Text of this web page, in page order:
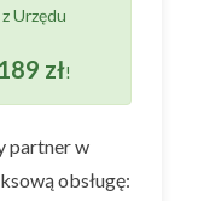
z Urzędu
zł!
partner w
obsługę: